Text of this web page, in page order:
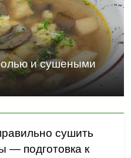
и сушеными
сушить
— подготовка к